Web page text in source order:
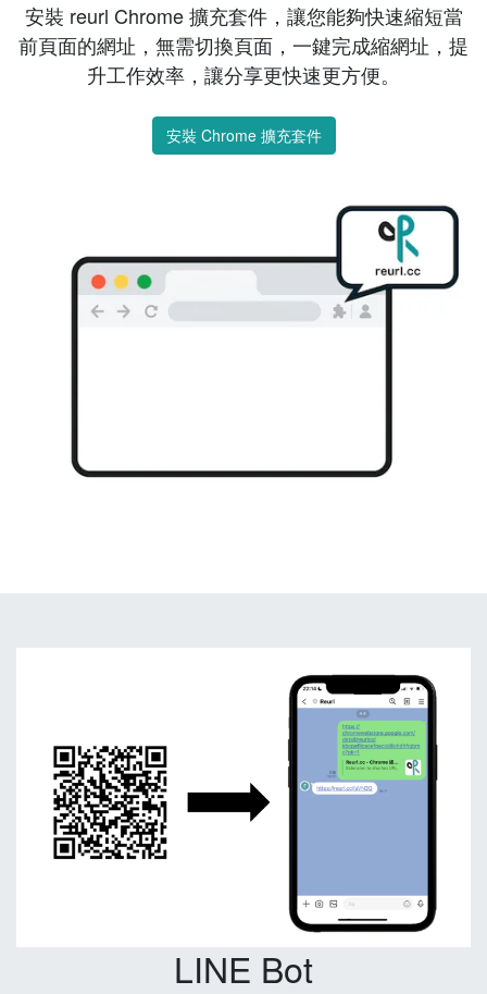
安裝 reurl Chrome 擴充套件，讓您能夠快速縮短當
前頁面的網址，無需切換頁面，一鍵完成縮網址，提
升工作效率，讓分享更快速更方便。
安裝 Chrome 擴充套件
LINE Bot